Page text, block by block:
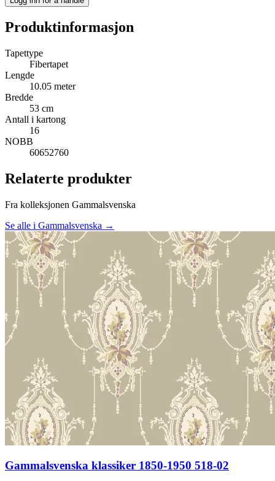
Produktinformasjon
Tapettype
Fibertapet
Lengde
10.05 meter
Bredde
53 cm
Antall i kartong
16
NOBB
60652760
Relaterte produkter
Fra kolleksjonen Gammalsvenska
Se alle i Gammalsvenska →
Gammalsvenska klassiker 1850-1950 518-02